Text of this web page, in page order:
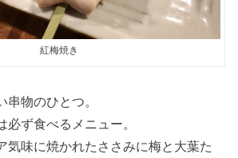
紅梅焼き
串物のひとつ。
必ず食べるメニュー。
気味に焼かれたささみに梅と大葉た